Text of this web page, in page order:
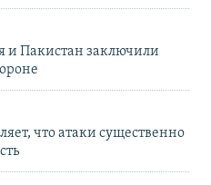
и Пакистан заключили
что атаки существенно